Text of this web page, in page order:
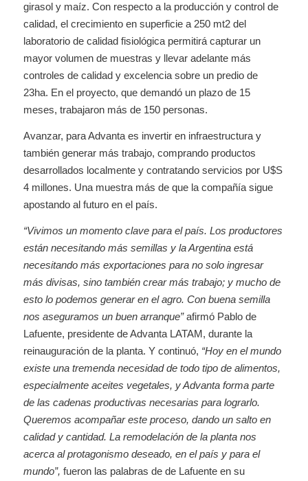
girasol y maíz. Con respecto a la producción y control de
calidad, el crecimiento en superficie a 250 mt2 del
laboratorio de calidad fisiológica permitirá capturar un
mayor volumen de muestras y llevar adelante más
controles de calidad y excelencia sobre un predio de
23ha. En el proyecto, que demandó un plazo de 15
meses, trabajaron más de 150 personas.
Avanzar, para Advanta es invertir en infraestructura y
también generar más trabajo, comprando productos
desarrollados localmente y contratando servicios por U$S
4 millones. Una muestra más de que la compañía sigue
apostando al futuro en el país.
“Vivimos un momento clave para el país. Los productores
están necesitando más semillas y la Argentina está
necesitando más exportaciones para no solo ingresar
más divisas, sino también crear más trabajo; y mucho de
esto lo podemos generar en el agro. Con buena semilla
nos aseguramos un buen arranque”afirmó Pablo de
Lafuente, presidente de Advanta LATAM, durante la
reinauguración de la planta. Y continuó, “Hoy en el mundo
existe una tremenda necesidad de todo tipo de alimentos,
especialmente aceites vegetales, y Advanta forma parte
de las cadenas productivas necesarias para lograrlo.
Queremos acompañar este proceso, dando un salto en
calidad y cantidad. La remodelación de la planta nos
acerca al protagonismo deseado, en el país y para el
mundo”, fueron las palabras de de Lafuente en su